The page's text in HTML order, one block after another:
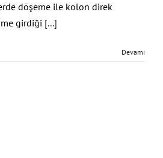
döşeme ile kolon direk
girdiği [...]
Devamı